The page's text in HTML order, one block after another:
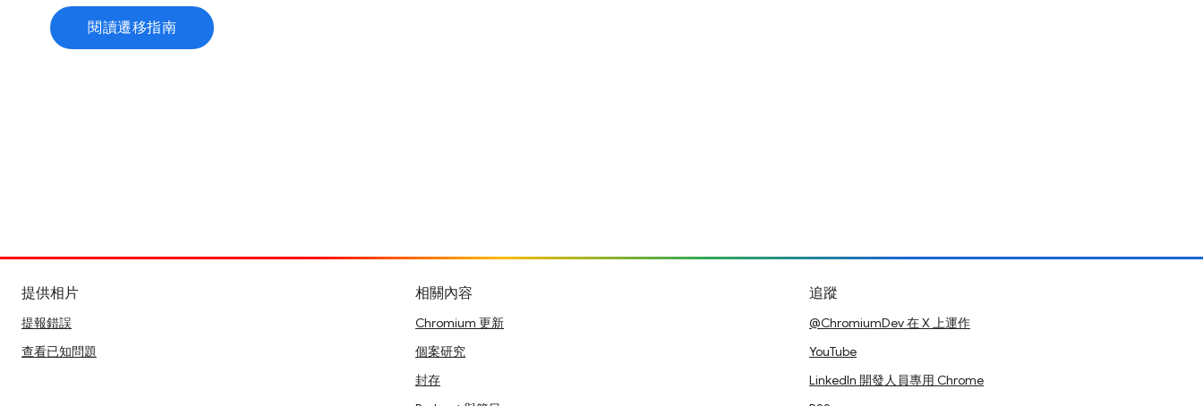
閱讀遷移指南
提供相片
提報錯誤
查看已知問題
相關內容
Chromium 更新
個案研究
封存
追蹤
@ChromiumDev 在 X 上運作
YouTube
LinkedIn 開發人員專用 Chrome